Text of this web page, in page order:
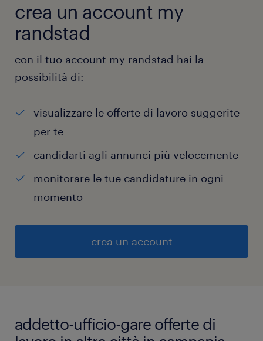
crea un account my
randstad
con il tuo account my randstad hai la
possibilità di:
visualizzare le offerte di lavoro suggerite
per te
candidarti agli annunci più velocemente
monitorare le tue candidature in ogni
momento
crea un account
addetto-ufficio-gare offerte di